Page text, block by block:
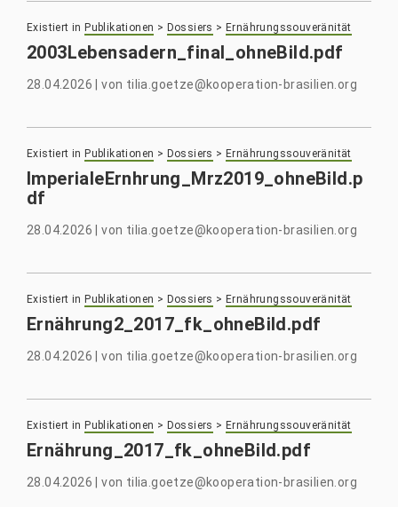
Existiert in Publikationen > Dossiers > Ernährungssouveränität
2003Lebensadern_final_ohneBild.pdf
28.04.2026 |von tilia.goetze@kooperation-brasilien.org
Existiert in Publikationen > Dossiers > Ernährungssouveränität
ImperialeErnhrung_Mrz2019_ohneBild.p
df
28.04.2026 |von tilia.goetze@kooperation-brasilien.org
Existiert in Publikationen > Dossiers > Ernährungssouveränität
Ernährung2_2017_fk_ohneBild.pdf
28.04.2026 |von tilia.goetze@kooperation-brasilien.org
Existiert in Publikationen > Dossiers > Ernährungssouveränität
Ernährung_2017_fk_ohneBild.pdf
28.04.2026 |von tilia.goetze@kooperation-brasilien.org